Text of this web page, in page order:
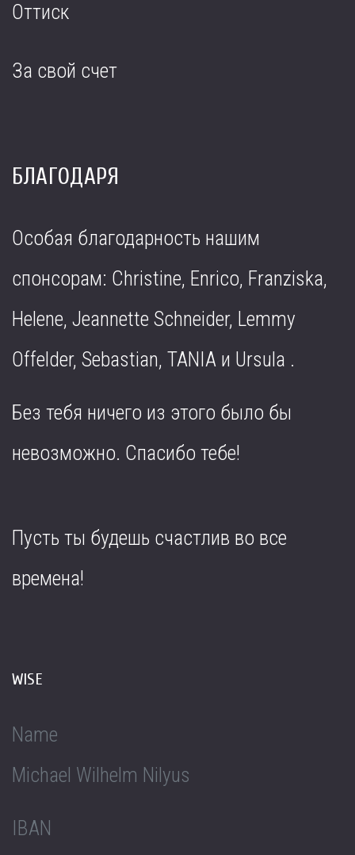
Оттиск
За свой счет
БЛАГОДАРЯ
Особая благодарность нашим
спонсорам: Christine, Enrico, Franziska,
Helene, Jeannette Schneider, Lemmy
Offelder, Sebastian, TANIA и Ursula .
Без тебя ничего из этого было бы
невозможно. Спасибо тебе!
Пусть ты будешь счастлив во все
времена!
WISE
Name
Michael Wilhelm Nilyus
IBAN